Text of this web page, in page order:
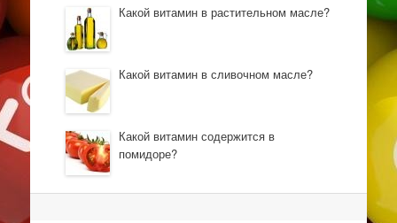
Какой витамин в растительном масле?
Какой витамин в сливочном масле?
Какой витамин содержится в
помидоре?